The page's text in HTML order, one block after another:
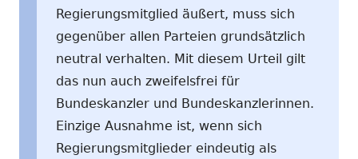
Regierungsmitglied äußert, muss sich
gegenüber allen Parteien grundsätzlich
neutral verhalten. Mit diesem Urteil gilt
das nun auch zweifelsfrei für
Bundeskanzler und Bundeskanzlerinnen.
Einzige Ausnahme ist, wenn sich
Regierungsmitglieder eindeutig als